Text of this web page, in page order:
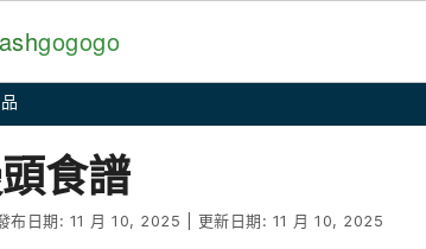
gogogo
食譜
布日期: 11 月 10, 2025 更新日期: 11 月 10, 2025